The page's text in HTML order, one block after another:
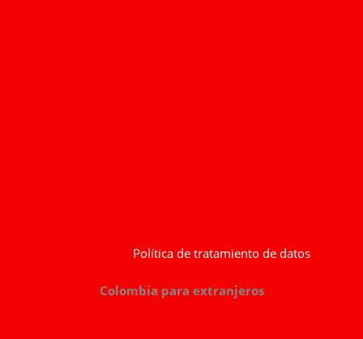
Política de tratamiento de datos
Colombia para extranjeros